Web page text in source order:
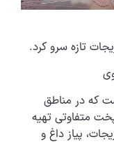
تازه سرو کرد.
که در مناطق
متفاوتی تهیه
پیاز داغ و